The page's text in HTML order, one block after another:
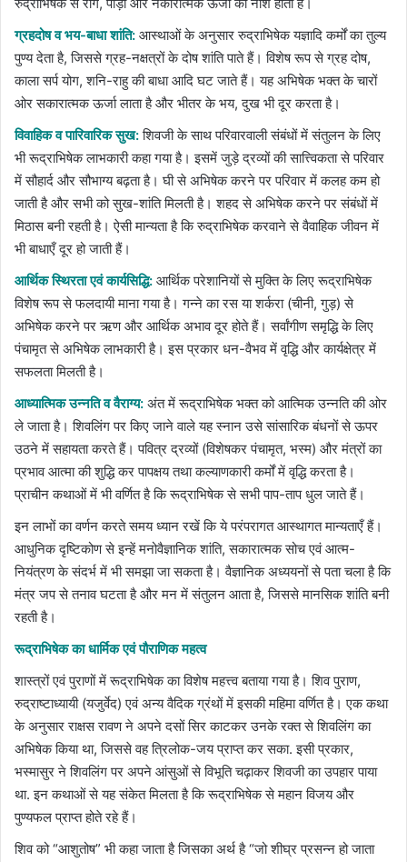
रुद्राभिषेक से रोग, पीड़ा और नकारात्मक ऊर्जा का नाश होता है।
ग्रहदोष व भय-बाधा शांति: आस्थाओं के अनुसार रुद्राभिषेक यज्ञादि कर्मों का तुल्य
पुण्य देता है, जिससे ग्रह-नक्षत्रों के दोष शांति पाते हैं। विशेष रूप से ग्रह दोष,
काला सर्प योग, शनि-राहु की बाधा आदि घट जाते हैं। यह अभिषेक भक्त के चारों
ओर सकारात्मक ऊर्जा लाता है और भीतर के भय, दुख भी दूर करता है।
विवाहिक व पारिवारिक सुख:शिवजी के साथ परिवारवाली संबंधों में संतुलन के लिए
भी रूद्राभिषेक लाभकारी कहा गया है। इसमें जुड़े द्रव्यों की सात्त्विकता से परिवार
में सौहार्द और सौभाग्य बढ़ता है। घी से अभिषेक करने पर परिवार में कलह कम हो
जाती है और सभी को सुख-शांति मिलती है। शहद से अभिषेक करने पर संबंधों में
मिठास बनी रहती है। ऐसी मान्यता है कि रुद्राभिषेक करवाने से वैवाहिक जीवन में
भी बाधाएँ दूर हो जाती हैं।
आर्थिक स्थिरता एवं कार्यसिद्धि: आर्थिक परेशानियों से मुक्ति के लिए रूद्राभिषेक
विशेष रूप से फलदायी माना गया है। गन्ने का रस या शर्करा (चीनी, गुड़) से
अभिषेक करने पर ऋण और आर्थिक अभाव दूर होते हैं। सर्वांगीण समृद्धि के लिए
पंचामृत से अभिषेक लाभकारी है। इस प्रकार धन-वैभव में वृद्धि और कार्यक्षेत्र में
सफलता मिलती है।
आध्यात्मिक उन्नति व वैराग्य: अंत में रूद्राभिषेक भक्त को आत्मिक उन्नति की ओर
ले जाता है। शिवलिंग पर किए जाने वाले यह स्नान उसे सांसारिक बंधनों से ऊपर
उठने में सहायता करते हैं। पवित्र द्रव्यों (विशेषकर पंचामृत, भस्म) और मंत्रों का
प्रभाव आत्मा की शुद्धि कर पापक्षय तथा कल्याणकारी कर्मों में वृद्धि करता है।
प्राचीन कथाओं में भी वर्णित है कि रूद्राभिषेक से सभी पाप-ताप धुल जाते हैं।
इन लाभों का वर्णन करते समय ध्यान रखें कि ये परंपरागत आस्थागत मान्यताएँ हैं।
आधुनिक दृष्टिकोण से इन्हें मनोवैज्ञानिक शांति, सकारात्मक सोच एवं आत्म-
नियंत्रण के संदर्भ में भी समझा जा सकता है। वैज्ञानिक अध्ययनों से पता चला है कि
मंत्र जप से तनाव घटता है और मन में संतुलन आता है, जिससे मानसिक शांति बनी
रहती है।
रूद्राभिषेक का धार्मिक एवं पौराणिक महत्व
शास्त्रों एवं पुराणों में रूद्राभिषेक का विशेष महत्त्व बताया गया है। शिव पुराण,
रुद्राष्टाध्यायी (यजुर्वेद) एवं अन्य वैदिक ग्रंथों में इसकी महिमा वर्णित है। एक कथा
के अनुसार राक्षस रावण ने अपने दसों सिर काटकर उनके रक्त से शिवलिंग का
अभिषेक किया था, जिससे वह त्रिलोक-जय प्राप्त कर सका. इसी प्रकार,
भस्मासुर ने शिवलिंग पर अपने आंसुओं से विभूति चढ़ाकर शिवजी का उपहार पाया
था. इन कथाओं से यह संकेत मिलता है कि रूद्राभिषेक से महान विजय और
पुण्यफल प्राप्त होते रहे हैं।
शिव को “आशुतोष” भी कहा जाता है जिसका अर्थ है “जो शीघ्र प्रसन्न हो जाता